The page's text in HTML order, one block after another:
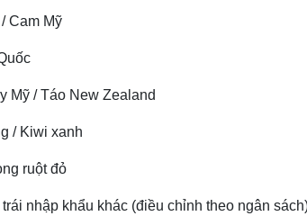
Cam Mỹ
Mỹ / Táo New Zealand
/ Kiwi xanh
ruột đỏ
nhập khẩu khác (điều chỉnh theo ngân